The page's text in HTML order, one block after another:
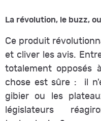
La révolution, le buzz,
Ce produit
et cliver les avis.
totalement opposés
chose est sûre : il
gibier ou les
législateurs